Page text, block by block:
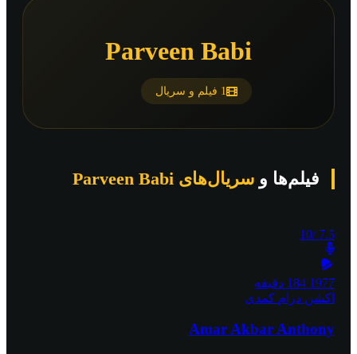
Parveen Babi
1 فیلم و سریال
فیلم‌ها و سریال‌های Parveen Babi
7.5
/10
1977 184 دقیقه
اکشن درام کمدی
Amar Akbar Anthony